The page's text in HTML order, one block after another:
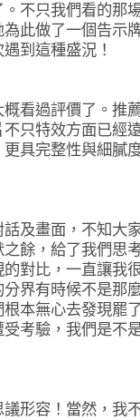
不只我們看的那
此做了一個告示
到這種盛況！
看過評價了。推
只特效方面已經
具完整性與細膩
及畫面，不知大
餘，給了我們思
對比，一直讓我
界有時候不是那
本無心去發現罷
考驗，我們是不
形容！當然，我